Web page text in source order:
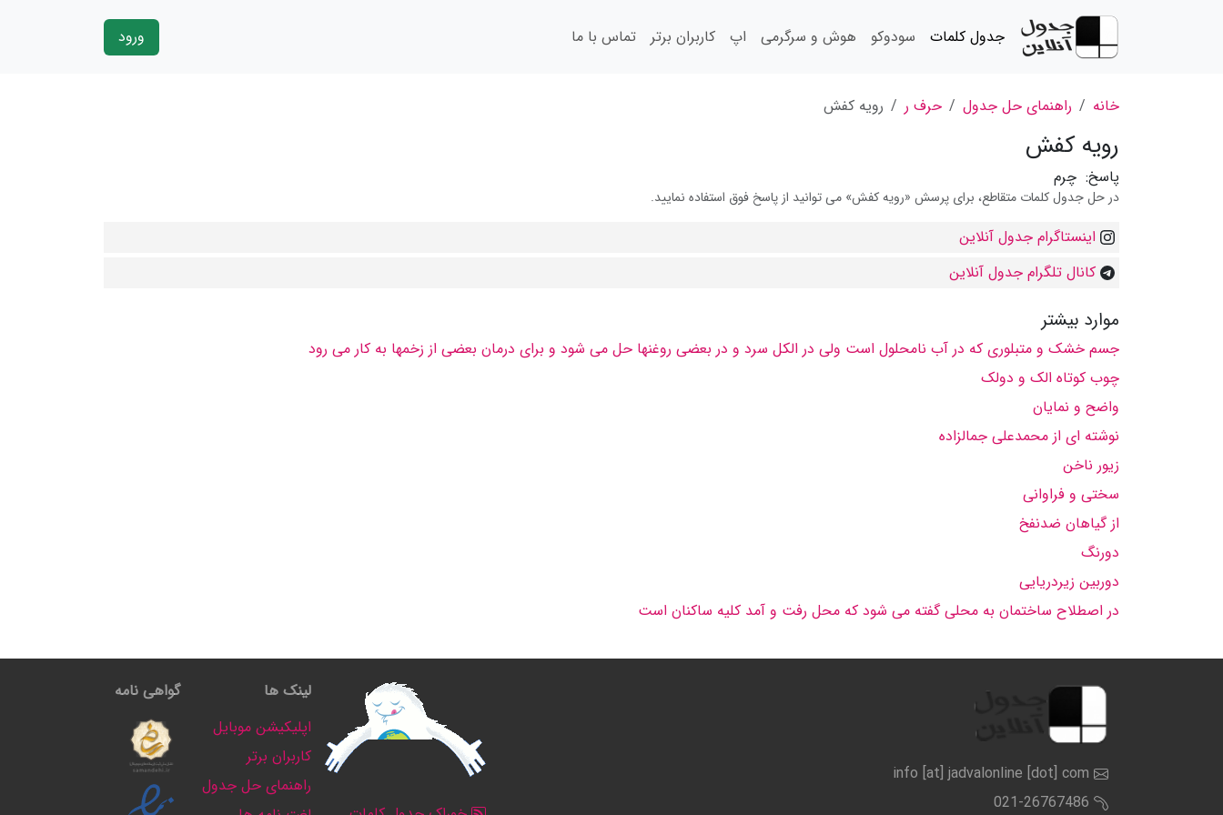
جدول کلمات سودوکو هوش و سرگرمی اپ کاربران برتر تماس با ما ورود
خانه راهنمای حل جدول حرف ر رویه کفش
رویه کفش
پاسخ: چرم
در حل جدول کلمات متقاطع، برای پرسش «رویه کفش» می توانید از پاسخ فوق استفاده نمایید.
اینستاگرام جدول آنلاین
کانال تلگرام جدول آنلاین
موارد بیشتر
جسم خشک و متبلوری که در آب نامحلول است ولی در الکل سرد و در بعضی روغنها حل می شود و برای درمان بعضی از زخمها به کار می رود
چوب کوتاه الک و دولک
واضح و نمایان
نوشته ای از محمدعلی جمالزاده
زیور ناخن
سختی و فراوانی
از گیاهان ضدنفخ
دورنگ
دوربین زیردریایی
در اصطلاح ساختمان به محلی گفته می شود که محل رفت و آمد کلیه ساکنان است
info [at] jadvalonline [dot] com
021-26767486
لینک ها
اپلیکیشن موبایل
کاربران برتر
راهنمای حل جدول
گواهی نامه